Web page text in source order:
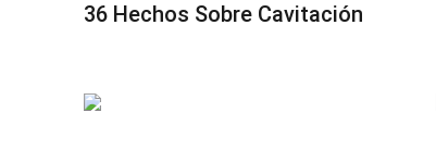
36 Hechos Sobre Cavitación